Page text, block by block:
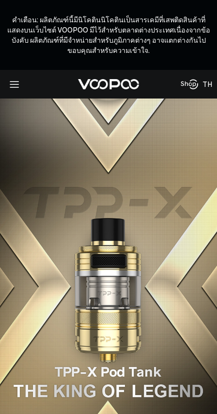
คำเตือน: ผลิตภัณฑ์นี้มีนิโคตินนิโคตินเป็นสารเคมีที่เสพติดสินค้าที่
แสดงบนเว็บไซต์ VOOPOO มีไว้สำหรับตลาดต่างประเทศเนื่องจากข้อ
บังคับ ผลิตภัณฑ์ที่มีจำหน่ายสำหรับภูมิภาคต่างๆ อาจแตกต่างกันไป
ขอบคุณสำหรับความเข้าใจ.
TH